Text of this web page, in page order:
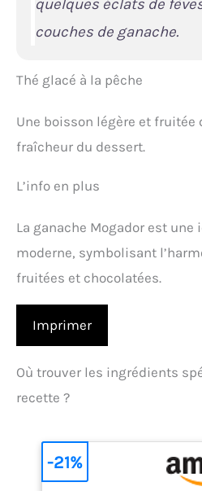
quelques éclats de
couches de ganache.
Thé glacé à la pêche
Une boisson légère et fruitée
fraîcheur du dessert.
L’info en plus
La ganache Mogador est une
moderne, symbolisant
fruitées et chocolatées.
Imprimer
Où trouver les ingrédients
recette ?
-21%